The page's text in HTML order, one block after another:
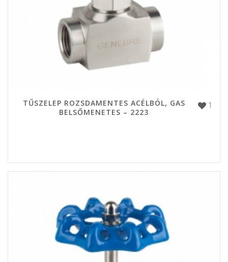
1
TŰSZELEP ROZSDAMENTES ACÉLBÓL, GAS
BELSŐMENETES – 2223